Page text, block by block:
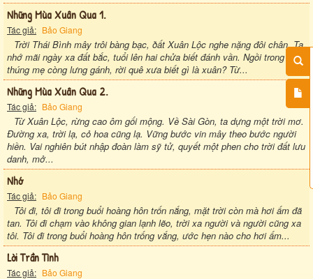
Những Mùa Xuân Qua 1.
Tác giả: Bảo Giang
Trời Thái Bình mây trôi bàng bạc, ðất Xuân Lộc nghe nặng đôi chân. Ta
nhớ mãi ngày xa đất bắc, tuổi lên hai chửa biết đánh vần. Ngồi trong
thúng mẹ còng lưng gánh, rời quê xưa biết gì là xuân? Từ...
Những Mùa Xuân Qua 2.
Tác giả: Bảo Giang
Từ Xuân Lộc, rừng cao ôm gối mộng. Về Sài Gòn, ta dựng một trời mơ.
Đường xa, trời lạ, cỏ hoa cũng lạ. Vững bước vin mây theo bước người
hiền. Vai nghiên bút nhập đoàn làm sỹ tử, quyết một phen cho trời đất lưu
danh, mở...
Nhớ
Tác giả: Bảo Giang
Tôi đi, tôi đi trong buổi hoàng hôn trốn nắng, mặt trời còn mà hơi ấm đã
tan. Tôi đi chạm vào không gian lạnh lẽo, trời xa người và người cũng xa
tôi. Tôi đi trong buổi hoàng hôn trống vắng, ước hẹn nào cho hơi ấm...
Lời Trần Tình
Tác giả: Bảo Giang